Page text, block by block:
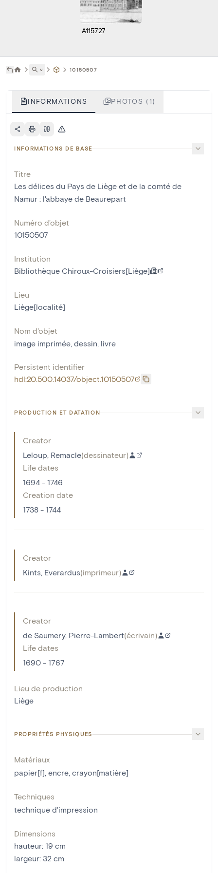
A115727
˅ 10150507
INFORMATIONS PHOTOS (1)
INFORMATIONS DE BASE
Titre
Les délices du Pays de Liège et de la comté de
Namur : l'abbaye de Beaurepart
Numéro d'objet
10150507
Institution
Bibliothèque Chiroux-Croisiers[Liège]
Lieu
Liège[localité]
Nom d'objet
image imprimée, dessin, livre
Persistent identifier
hdl:20.500.14037/object.10150507
PRODUCTION ET DATATION
Creator
Leloup, Remacle(dessinateur)
Life dates
1694 - 1746
Creation date
1738 - 1744
Creator
Kints, Everardus(imprimeur)
Creator
de Saumery, Pierre-Lambert(écrivain)
Life dates
1690 - 1767
Lieu de production
Liège
PROPRIÉTÉS PHYSIQUES
Matériaux
papier[f], encre, crayon[matière]
Techniques
technique d'impression
Dimensions
hauteur: 19 cm
largeur: 32 cm